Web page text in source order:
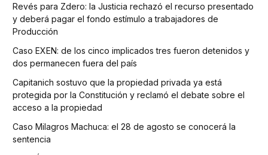
Revés para Zdero: la Justicia rechazó el recurso presentado
y deberá pagar el fondo estímulo a trabajadores de
Producción
Caso EXEN: de los cinco implicados tres fueron detenidos y
dos permanecen fuera del país
Capitanich sostuvo que la propiedad privada ya está
protegida por la Constitución y reclamó el debate sobre el
acceso a la propiedad
Caso Milagros Machuca: el 28 de agosto se conocerá la
sentencia